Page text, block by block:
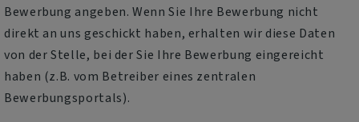
Bewerbung angeben. Wenn Sie Ihre Bewerbung nicht
direkt an uns geschickt haben, erhalten wir diese Daten
von der Stelle, bei der Sie Ihre Bewerbung eingereicht
haben (z.B. vom Betreiber eines zentralen
Bewerbungsportals).